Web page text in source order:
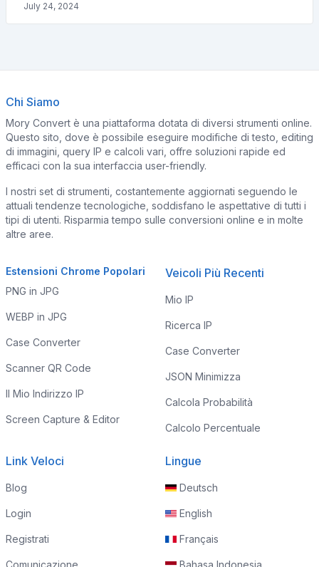
July 24, 2024
Chi Siamo
Mory Convert è una piattaforma dotata di diversi strumenti online.
Questo sito, dove è possibile eseguire modifiche di testo, editing
di immagini, query IP e calcoli vari, offre soluzioni rapide ed
efficaci con la sua interfaccia user-friendly.
I nostri set di strumenti, costantemente aggiornati seguendo le
attuali tendenze tecnologiche, soddisfano le aspettative di tutti i
tipi di utenti. Risparmia tempo sulle conversioni online e in molte
altre aree.
Estensioni Chrome Popolari
PNG in JPG
WEBP in JPG
Case Converter
Scanner QR Code
Il Mio Indirizzo IP
Screen Capture & Editor
Veicoli Più Recenti
Mio IP
Ricerca IP
Case Converter
JSON Minimizza
Calcola Probabilità
Calcolo Percentuale
Link Veloci
Blog
Login
Registrati
Comunicazione
Lingue
Deutsch
English
Français
Bahasa Indonesia